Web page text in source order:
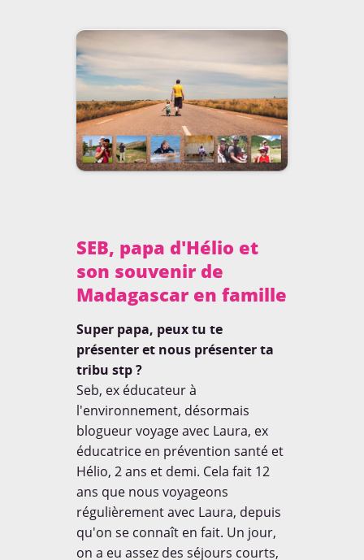
Portraits de papas Projet
Rencontres Tests Produits
Thématiques Voyager avec un enfant
 
BOARDING PASS
Et soyez les premiers
informés de tout!
Garanti zéro spam.
COMMENT?
VIDEO
SEB, papa d'Hélio et
son souvenir de
Madagascar en famille
Super papa, peux tu te
présenter et nous présenter ta
tribu stp ?
Seb, ex éducateur à
l'environnement, désormais
blogueur voyage avec Laura, ex
éducatrice en prévention santé et
Hélio, 2 ans et demi. Cela fait 12
ans que nous voyageons
régulièrement avec Laura, depuis
qu'on se connaît en fait. Un jour,
on a eu assez des séjours courts,